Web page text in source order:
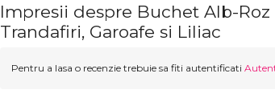
Impresii despre Buchet Alb-Roz
Trandafiri, Garoafe si Liliac
Pentru a lasa o recenzie trebuie sa fiti autentificati